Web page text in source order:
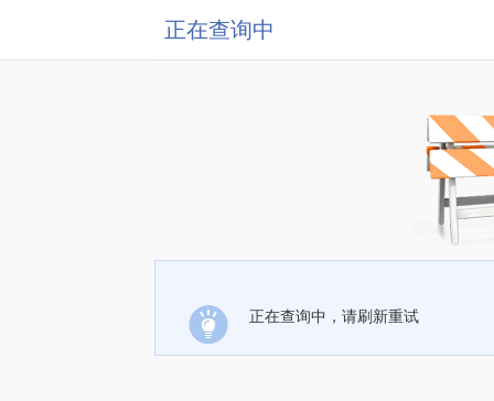
正在查询中
正在查询中，请刷新重试